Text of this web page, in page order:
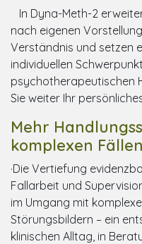
In Dyna-Meth-2
nach eigenen
Verständnis und setzen
individuellen
psychotherapeutischen
Sie weiter Ihr
Mehr
komplexen
·Die Vertiefung
Fallarbeit und
im Umgang mit
Störungsbildern – ein
klinischen Alltag, in